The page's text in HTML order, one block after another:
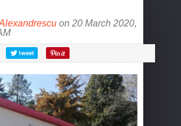
on 20 March 2020,